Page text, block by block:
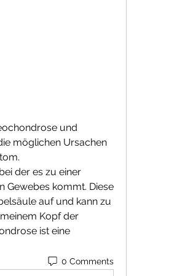
und
möglichen Ursachen
Gewebes kommt. Diese
auf und kann zu
Kopf der
ist eine
0 Comments